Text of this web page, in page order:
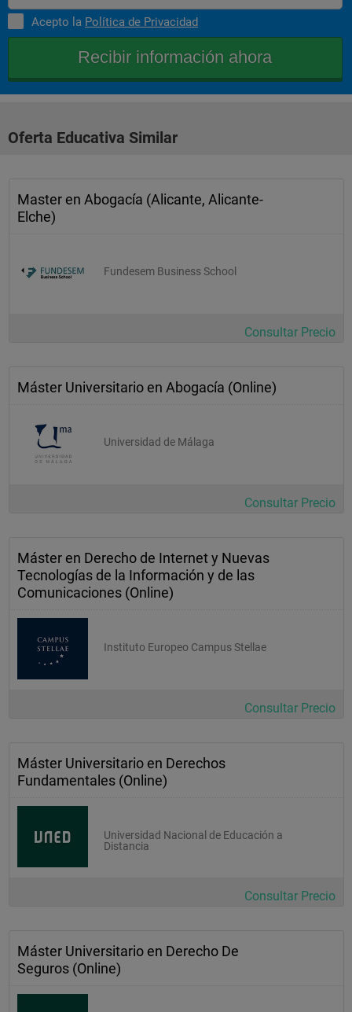
Acepto la Política de Privacidad
Oferta Educativa Similar
Master en Abogacía (Alicante, Alicante-
Elche)
Fundesem Business School
Consultar Precio
Máster Universitario en Abogacía (Online)
Universidad de Málaga
Consultar Precio
Máster en Derecho de Internet y Nuevas
Tecnologías de la Información y de las
Comunicaciones (Online)
Instituto Europeo Campus Stellae
Consultar Precio
Máster Universitario en Derechos
Fundamentales (Online)
Universidad Nacional de Educación a
Distancia
Consultar Precio
Máster Universitario en Derecho De
Seguros (Online)